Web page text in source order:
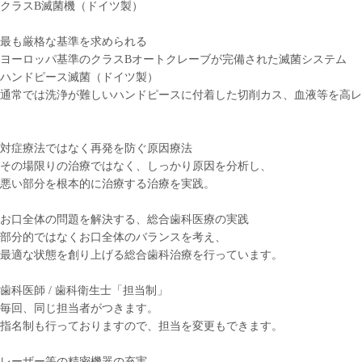
クラスB滅菌機（ドイツ製）
最も厳格な基準を求められる
ヨーロッパ基準のクラスBオートクレーブが完備された滅菌システム
ハンドピース滅菌（ドイツ製）
通常では洗浄が難しいハンドピースに付着した切削カス、血液等を高
対症療法ではなく再発を防ぐ原因療法
その場限りの治療ではなく、しっかり原因を分析し、
悪い部分を根本的に治療する治療を実践。
お口全体の問題を解決する、 総合歯科医療の実践
部分的ではなくお口全体のバランスを考え、
最適な状態を創り上げる総合歯科治療を行っています。
歯科医師 / 歯科衛生士「 担当制 」
毎回、同じ担当者がつきます。
指名制も行っておりますので、担当を変更もできます。